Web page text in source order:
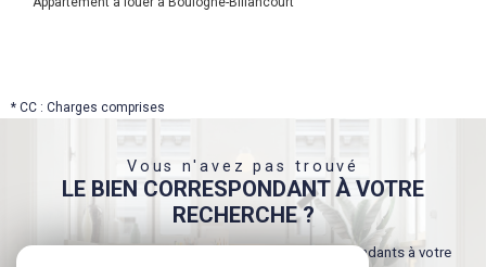
* CC : Charges comprises
Vous n'avez pas trouvé
LE BIEN CORRESPONDANT À VOTRE
RECHERCHE ?
Créer une alerte email et recevez les biens correspondants à votre